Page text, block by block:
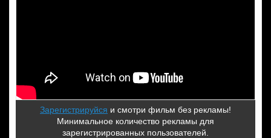
Зарегистрируйся и смотри фильм без рекламы!
Минимальное количество рекламы для
зарегистрированных пользователей.